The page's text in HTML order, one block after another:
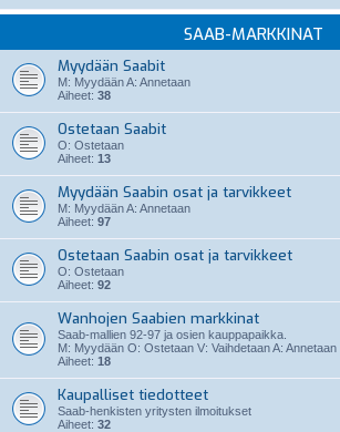
SAAB-MARKKINAT
Myydään Saabit
M: Myydään A: Annetaan
Aiheet: 38
Ostetaan Saabit
O: Ostetaan
Aiheet: 13
Myydään Saabin osat ja tarvikkeet
M: Myydään A: Annetaan
Aiheet: 97
Ostetaan Saabin osat ja tarvikkeet
O: Ostetaan
Aiheet: 92
Wanhojen Saabien markkinat
Saab-mallien 92-97 ja osien kauppapaikka.
M: Myydään O: Ostetaan V: Vaihdetaan A: Annetaan
Aiheet: 18
Kaupalliset tiedotteet
Saab-henkisten yritysten ilmoitukset
Aiheet: 32